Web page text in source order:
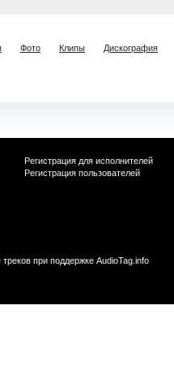
Фото Клипы Дискография
Регистрация для исполнителей
Регистрация пользователей
при поддержке AudioTag.info